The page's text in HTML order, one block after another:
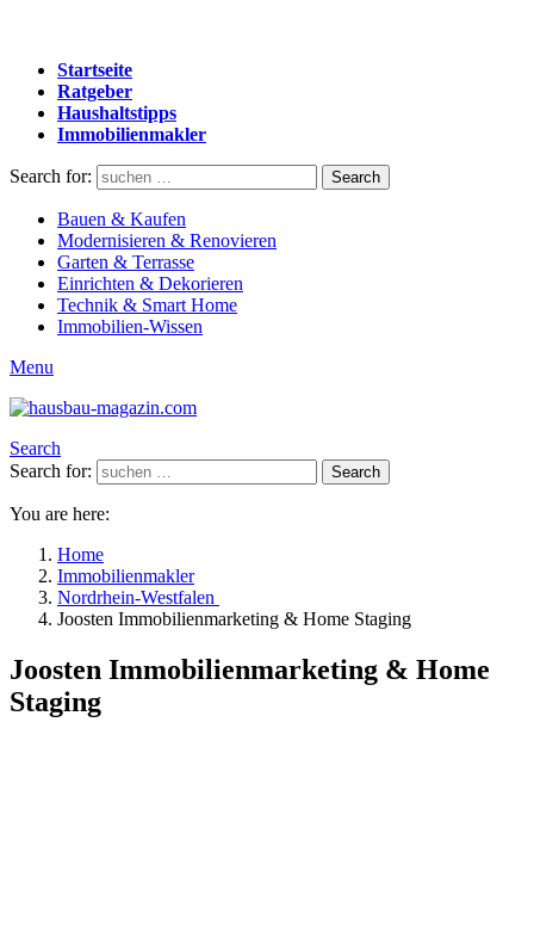
Startseite
Ratgeber
Haushaltstipps
Immobilienmakler
Search for: Search
Bauen & Kaufen
Modernisieren & Renovieren
Garten & Terrasse
Einrichten & Dekorieren
Technik & Smart Home
Immobilien-Wissen
Menu
Search
Search for:
Search
You are here:
Home
Immobilienmakler
Nordrhein-Westfalen
Joosten Immobilienmarketing & Home Staging
Joosten Immobilienmarketing & Home
Staging